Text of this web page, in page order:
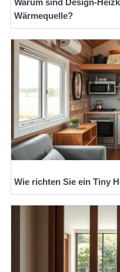
Warum sind Design-
Wärmequelle?
Wie richten Sie ein Tiny